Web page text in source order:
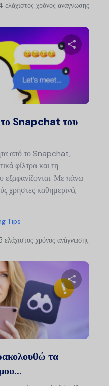
ελάχιστος χρόνος ανάγνωσης
το Snapchat του
από το Snapchat,
φίλτρα και τη
Με πάνω
χρήστες καθημερινά,
Tips
ελάχιστος χρόνος ανάγνωσης
τα